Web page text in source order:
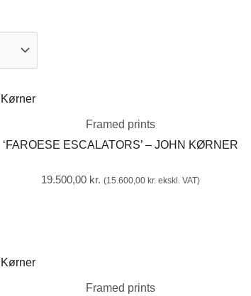
Framed prints
‘FAROESE ESCALATORS’ – JOHN KØRNER
19.500,00 kr. (15.600,00 kr. ekskl. VAT)
Framed prints